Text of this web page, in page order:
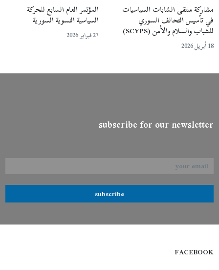
مشاركة ملتقى الشابات السياسيات
في تأسيس التحالف السوري
للشباب والسلام والأمن (SCYPS)
18 أبريل 2026
المؤتمر العام السابع للحركة
السياسية النسوية السورية
27 فبراير 2026
subscribe for our newsletter
subscribe
FACEBOOK